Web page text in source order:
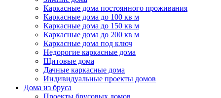
Каркасные дома постоянного проживания
Каркасные дома до 100 кв м
Каркасные дома до 150 кв м
Каркасные дома до 200 кв м
Каркасные дома под ключ
Недорогие каркасные дома
Щитовые дома
Дачные каркасные дома
Индивидуальные проекты домов
Дома из бруса
Проекты брусовых домов